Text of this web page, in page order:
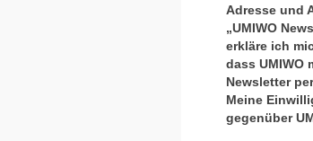
Adresse und
„UMIWO
erkläre ich
dass UMIWO
Newsletter
Meine
gegenüber